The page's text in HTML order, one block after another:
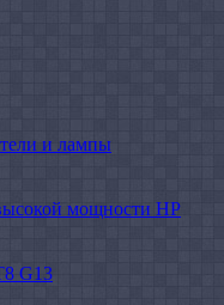
и лампы
мощности HP
G13